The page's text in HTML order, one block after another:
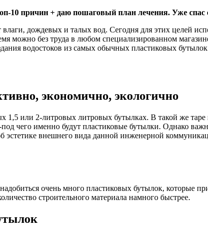
10 причин + даю пошаговый план лечения. Уже спас
дождевых и талых вод. Сегодня для этих целей
можно без труда в любом специализированном
водостоков из самых обычных пластиковых
экономично, экологично
или 2-литровых литровых бутылках. В такой же
чего именно будут пластиковые бутылки. Однако
эстетике внешнего вида данной инженерной
очень много пластиковых бутылок, которые
строительного материала намного быстрее.